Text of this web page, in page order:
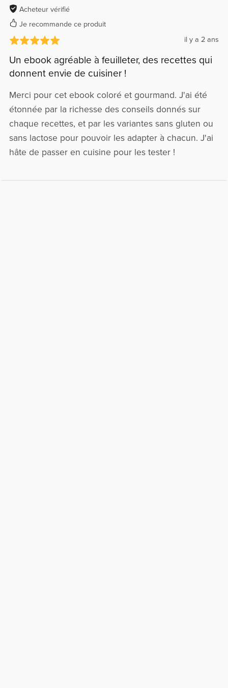
Acheteur vérifié
Je recommande ce produit
il y a 2 ans
Un ebook agréable à feuilleter, des recettes qui
donnent envie de cuisiner !
Merci pour cet ebook coloré et gourmand. J'ai été
étonnée par la richesse des conseils donnés sur
chaque recettes, et par les variantes sans gluten ou
sans lactose pour pouvoir les adapter à chacun. J'ai
hâte de passer en cuisine pour les tester !